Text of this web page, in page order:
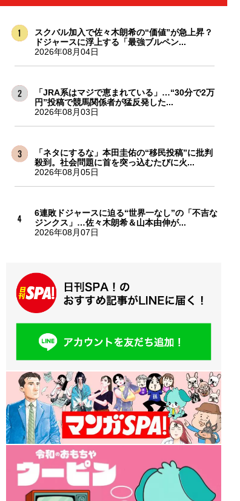
スクバル加入で佐々木朗希の“価値”が急上昇？
ドジャースに浮上する「最強ブルペン...
2026年08月04日
「JRA系はマジで恵まれている」…“30分で2万
円”投稿で競馬関係者が猛反発した...
2026年08月03日
「ネタにするな」本田圭佑の“移民投稿”に批判
殺到。社会問題に首を突っ込むたびに火...
2026年08月05日
6連敗ドジャースに迫る“世界一なし”の「不吉な
ジンクス」…佐々木朗希＆山本由伸が...
2026年08月07日